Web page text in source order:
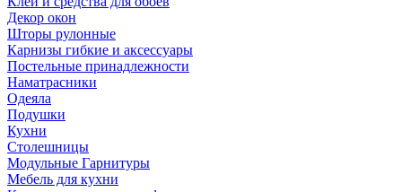
Декор окон
Шторы рулонные
Карнизы гибкие и аксессуары
Постельные принадлежности
Наматрасники
Одеяла
Подушки
Кухни
Столешницы
Модульные Гарнитуры
Мебель для кухни